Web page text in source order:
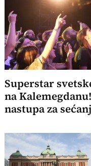
Superstar
na
nastupa za